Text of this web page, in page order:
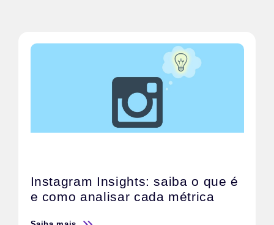
Instagram Insights: saiba o que é
e como analisar cada métrica